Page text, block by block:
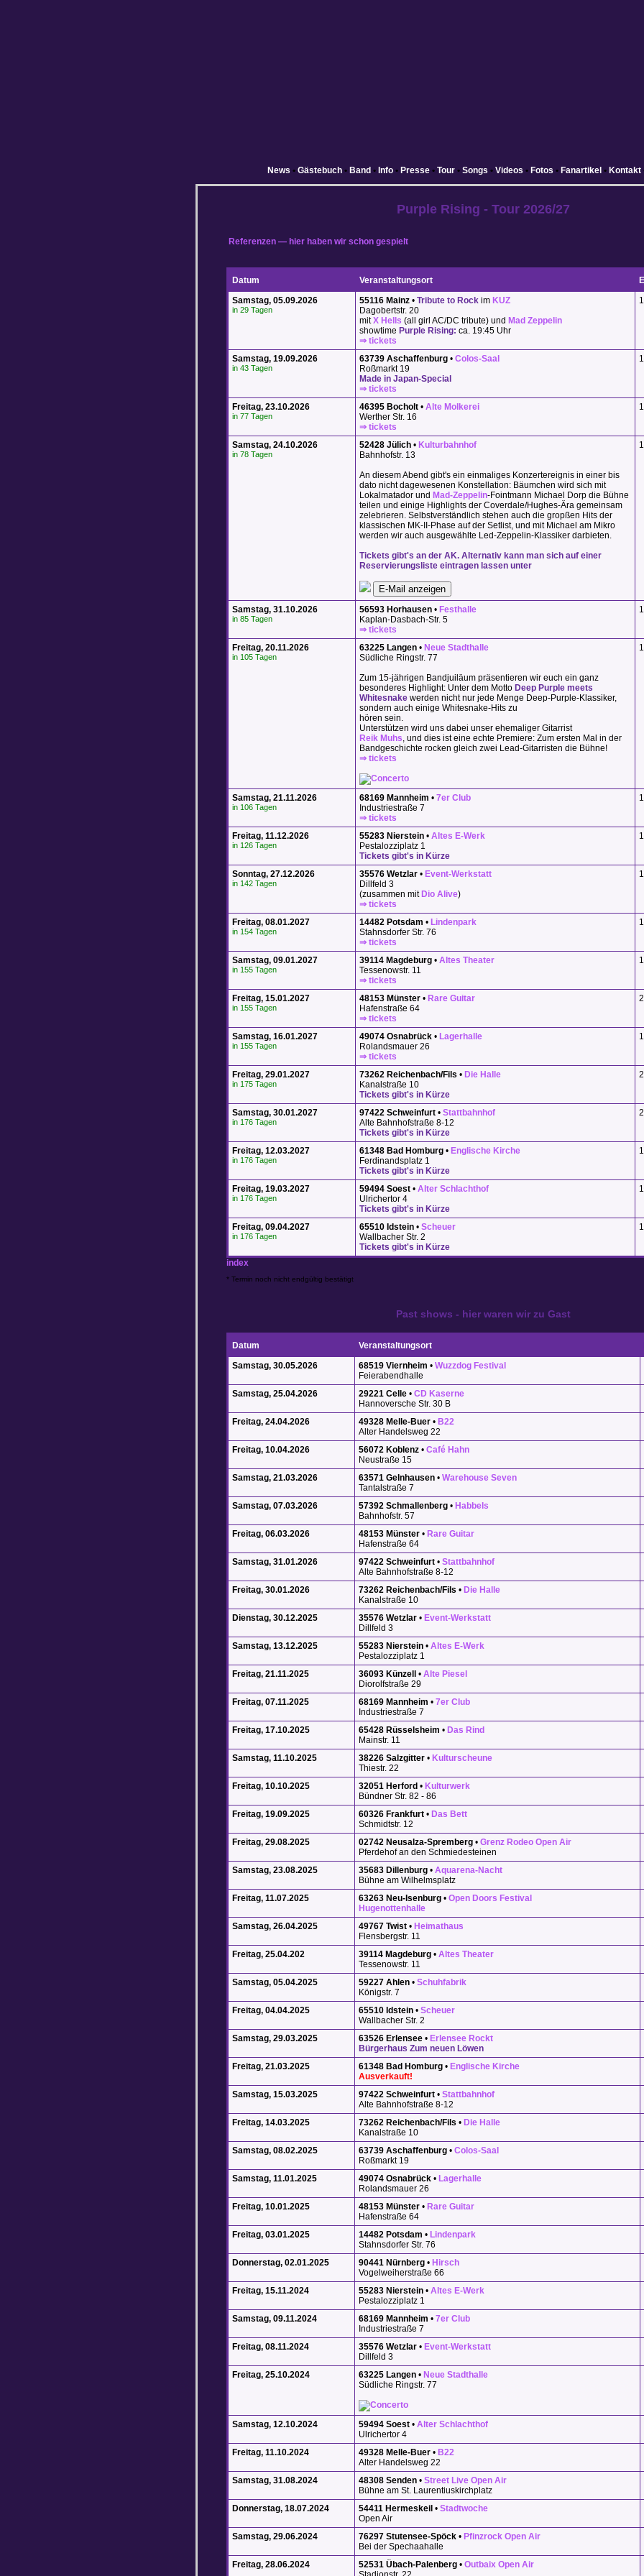
News • Gästebuch • Band • Info • Presse • Tour • Songs • Videos • Fotos • Fanartikel • Kontakt
Purple Rising - Tour 2026/27
Referenzen — hier haben wir schon gespielt
Datum Veranstaltungsort
Samstag, 05.09.2026
in 29 Tagen
55116 Mainz • Tribute to Rock im KUZ
Dagobertstr. 20
mitX Hells (all girl AC/DC tribute) und Mad Zeppelin
showtime Purple Rising: ca. 19:45 Uhr
⇒ tickets
Samstag, 19.09.2026
in 43 Tagen
63739 Aschaffenburg • Colos-Saal
Roßmarkt 19
Made in Japan-Special
⇒ tickets
Freitag, 23.10.2026
in 77 Tagen
46395 Bocholt • Alte Molkerei
Werther Str. 16
⇒ tickets
Samstag, 24.10.2026
in 78 Tagen
52428 Jülich • Kulturbahnhof
Bahnhofstr. 13
An diesem Abend gibt's ein einmaliges Konzertereignis in einer bis
dato nicht dagewesenen Konstellation: Bäumchen wird sich mit
Lokalmatador und Mad-Zeppelin-Fointmann Michael Dorp die Bühne
teilen und einige Highlights der Coverdale/Hughes-Ära gemeinsam
zelebrieren. Selbstverständlich stehen auch die gropßen Hits der
klassischen MK-II-Phase auf der Setlist, und mit Michael am Mikro
werden wir auch ausgewählte Led-Zeppelin-Klassiker darbieten.
Tickets gibt's an der AK. Alternativ kann man sich auf einer
Reservierungsliste eintragen lassen unter
Samstag, 31.10.2026
in 85 Tagen
56593 Horhausen • Festhalle
Kaplan-Dasbach-Str. 5
⇒ tickets
Freitag, 20.11.2026
in 105 Tagen
63225 Langen • Neue Stadthalle
Südliche Ringstr. 77
Zum 15-jährigen Bandjuiläum präsentieren wir euch ein ganz
besonderes Highlight: Unter dem Motto Deep Purple meets
Whitesnake werden nicht nur jede Menge Deep-Purple-Klassiker,
sondern auch einige Whitesnake-Hits zu
hören sein.
Unterstützen wird uns dabei unser ehemaliger Gitarrist
Reik Muhs, und dies ist eine echte Premiere: Zum ersten Mal in der
Bandgeschichte rocken gleich zwei Lead-Gitarristen die Bühne!
⇒ tickets
Samstag, 21.11.2026
in 106 Tagen
68169 Mannheim • 7er Club
Industriestraße 7
⇒ tickets
Freitag, 11.12.2026
in 126 Tagen
55283 Nierstein • Altes E-Werk
Pestalozziplatz 1
Tickets gibt's in Kürze
Sonntag, 27.12.2026
in 142 Tagen
35576 Wetzlar • Event-Werkstatt
Dillfeld 3
(zusammen mit Dio Alive)
⇒ tickets
Freitag, 08.01.2027
in 154 Tagen
14482 Potsdam • Lindenpark
Stahnsdorfer Str. 76
⇒ tickets
Samstag, 09.01.2027
in 155 Tagen
39114 Magdeburg • Altes Theater
Tessenowstr. 11
⇒ tickets
Freitag, 15.01.2027
in 155 Tagen
48153 Münster • Rare Guitar
Hafenstraße 64
⇒ tickets
Samstag, 16.01.2027
in 155 Tagen
49074 Osnabrück • Lagerhalle
Rolandsmauer 26
⇒ tickets
Freitag, 29.01.2027
in 175 Tagen
73262 Reichenbach/Fils • Die Halle
Kanalstraße 10
Tickets gibt's in Kürze
Samstag, 30.01.2027
in 176 Tagen
97422 Schweinfurt • Stattbahnhof
Alte Bahnhofstraße 8-12
Tickets gibt's in Kürze
Freitag, 12.03.2027
in 176 Tagen
61348 Bad Homburg • Englische Kirche
Ferdinandsplatz 1
Tickets gibt's in Kürze
Freitag, 19.03.2027
in 176 Tagen
59494 Soest • Alter Schlachthof
Ulrichertor 4
Tickets gibt's in Kürze
Freitag, 09.04.2027
in 176 Tagen
65510 Idstein • Scheuer
Wallbacher Str. 2
Tickets gibt's in Kürze
index
* Termin noch nicht endgültig bestätigt
Past shows - hier waren wir zu Gast
Datum Veranstaltungsort
Samstag, 30.05.2026
68519 Viernheim • Wuzzdog Festival
Feierabendhalle
Samstag, 25.04.2026
29221 Celle • CD Kaserne
Hannoversche Str. 30 B
Freitag, 24.04.2026
49328 Melle-Buer • B22
Alter Handelsweg 22
Freitag, 10.04.2026
56072 Koblenz • Café Hahn
Neustraße 15
Samstag, 21.03.2026
63571 Gelnhausen • Warehouse Seven
Tantalstraße 7
Samstag, 07.03.2026
57392 Schmallenberg • Habbels
Bahnhofstr. 57
Freitag, 06.03.2026
48153 Münster • Rare Guitar
Hafenstraße 64
Samstag, 31.01.2026
97422 Schweinfurt • Stattbahnhof
Alte Bahnhofstraße 8-12
Freitag, 30.01.2026 73262 Reichenbach/Fils • Die Halle
Kanalstraße 10
Dienstag, 30.12.2025 35576 Wetzlar • Event-Werkstatt
Dillfeld 3
Samstag, 13.12.2025 55283 Nierstein • Altes E-Werk
Pestalozziplatz 1
Freitag, 21.11.2025
36093 Künzell • Alte Piesel
Diorolfstraße 29
Freitag, 07.11.2025
68169 Mannheim • 7er Club
Industriestraße 7
Freitag, 17.10.2025
65428 Rüsselsheim • Das Rind
Mainstr. 11
Samstag, 11.10.2025
38226 Salzgitter • Kulturscheune
Thiestr. 22
Freitag, 10.10.2025
32051 Herford • Kulturwerk
Bündner Str. 82 - 86
Freitag, 19.09.2025
60326 Frankfurt • Das Bett
Schmidtstr. 12
Freitag, 29.08.2025
02742 Neusalza-Spremberg • Grenz Rodeo Open Air
Pferdehof an den Schmiedesteinen
Samstag, 23.08.2025
35683 Dillenburg • Aquarena-Nacht
Bühne am Wilhelmsplatz
Freitag, 11.07.2025 63263 Neu-Isenburg • Open Doors Festival
Hugenottenhalle
Samstag, 26.04.2025 49767 Twist • Heimathaus
Flensbergstr. 11
Freitag, 25.04.202
39114 Magdeburg • Altes Theater
Tessenowstr. 11
Samstag, 05.04.2025
59227 Ahlen • Schuhfabrik
Königstr. 7
Freitag, 04.04.2025
65510 Idstein • Scheuer
Wallbacher Str. 2
Samstag, 29.03.2025
63526 Erlensee • Erlensee Rockt
Bürgerhaus Zum neuen Löwen
Freitag, 21.03.2025 61348 Bad Homburg • Englische Kirche
Ausverkauft!
Samstag, 15.03.2025 97422 Schweinfurt • Stattbahnhof
Alte Bahnhofstraße 8-12
Freitag, 14.03.2025
73262 Reichenbach/Fils • Die Halle
Kanalstraße 10
Samstag, 08.02.2025 63739 Aschaffenburg • Colos-Saal
Roßmarkt 19
Samstag, 11.01.2025 49074 Osnabrück • Lagerhalle
Rolandsmauer 26
Freitag, 10.01.2025
48153 Münster • Rare Guitar
Hafenstraße 64
Freitag, 03.01.2025
14482 Potsdam • Lindenpark
Stahnsdorfer Str. 76
Donnerstag, 02.01.2025
90441 Nürnberg • Hirsch
Vogelweiherstraße 66
Freitag, 15.11.2024 55283 Nierstein • Altes E-Werk
Pestalozziplatz 1
Samstag, 09.11.2024
68169 Mannheim • 7er Club
Industriestraße 7
Freitag, 08.11.2024 35576 Wetzlar • Event-Werkstatt
Dillfeld 3
Freitag, 25.10.2024
63225 Langen • Neue Stadthalle
Südliche Ringstr. 77
Samstag, 12.10.2024 59494 Soest • Alter Schlachthof
Ulrichertor 4
Freitag, 11.10.2024
49328 Melle-Buer • B22
Alter Handelsweg 22
Samstag, 31.08.2024
48308 Senden • Street Live Open Air
Bühne am St. Laurentiuskirchplatz
Donnerstag, 18.07.2024
54411 Hermeskeil • Stadtwoche
Open Air
Samstag, 29.06.2024
76297 Stutensee-Spöck • Pfinzrock Open Air
Bei der Spechaahalle
Freitag, 28.06.2024
52531 Übach-Palenberg • Outbaix Open Air